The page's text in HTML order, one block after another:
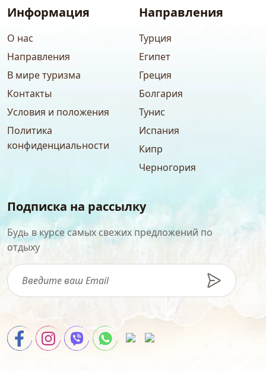
Информация
О нас
Направления
В мире туризма
Контакты
Условия и положения
Политика
конфиденциальности
Направления
Турция
Египет
Греция
Болгария
Тунис
Испания
Кипр
Черногория
Подписка на рассылку
Будь в курсе самых свежих предложений по
отдыху